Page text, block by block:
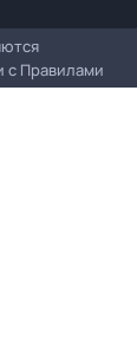
с Правилами